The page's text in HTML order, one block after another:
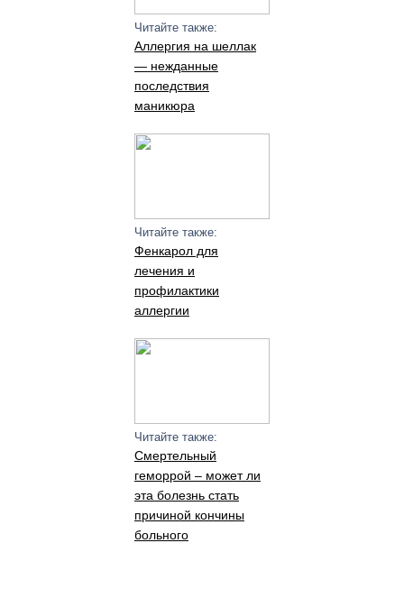
Читайте также:
Аллергия на шеллак
— нежданные
последствия
маникюра
Читайте также:
Фенкарол для
лечения и
профилактики
аллергии
Читайте также:
Смертельный
геморрой – может ли
эта болезнь стать
причиной кончины
больного